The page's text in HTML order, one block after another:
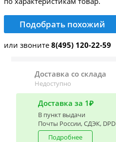
Подобрать похожий
или звоните 8(495) 120-22-59
Доставка со склада
Недоступно
Доставка за 1₽
В пункт выдачи
Почты России, СДЭК, DPD
Подробнее